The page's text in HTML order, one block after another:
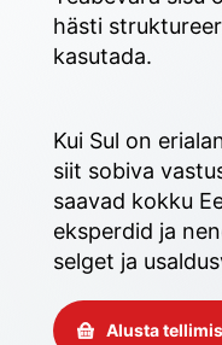
hästi
kasutada.
Kui Sul on
siit sobiva
saavad kokku
eksperdid ja
selget ja
Alusta